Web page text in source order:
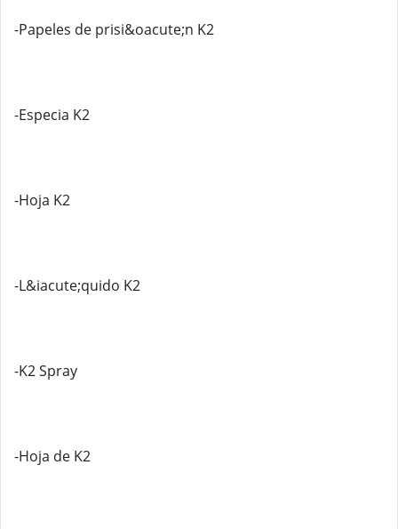
-Papeles de prisi&oacute;n K2
-Especia K2
-Hoja K2
-L&iacute;quido K2
-K2 Spray
-Hoja de K2